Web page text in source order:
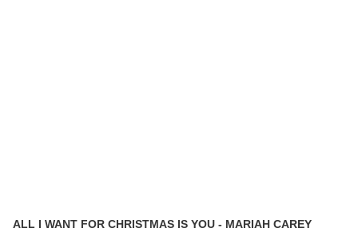
ALL I WANT FOR CHRISTMAS IS YOU - MARIAH CAREY